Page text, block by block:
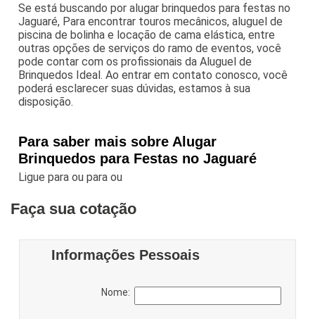
Se está buscando por alugar brinquedos para festas no
Jaguaré, Para encontrar touros mecânicos, aluguel de
piscina de bolinha e locação de cama elástica, entre
outras opções de serviços do ramo de eventos, você
pode contar com os profissionais da Aluguel de
Brinquedos Ideal. Ao entrar em contato conosco, você
poderá esclarecer suas dúvidas, estamos à sua
disposição.
Para saber mais sobre Alugar
Brinquedos para Festas no Jaguaré
Ligue paraou paraou
Faça sua cotação
Informações Pessoais
Nome: